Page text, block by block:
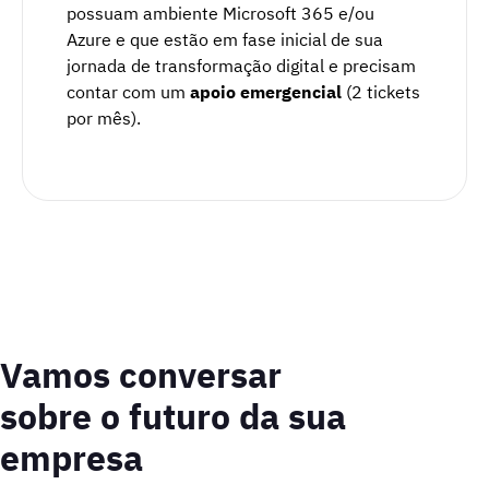
possuam ambiente Microsoft 365 e/ou
Azure e que estão em fase inicial de sua
jornada de transformação digital e precisam
contar com um apoio emergencial (2 tickets
por mês).
Vamos conversar
sobre o futuro da sua
empresa